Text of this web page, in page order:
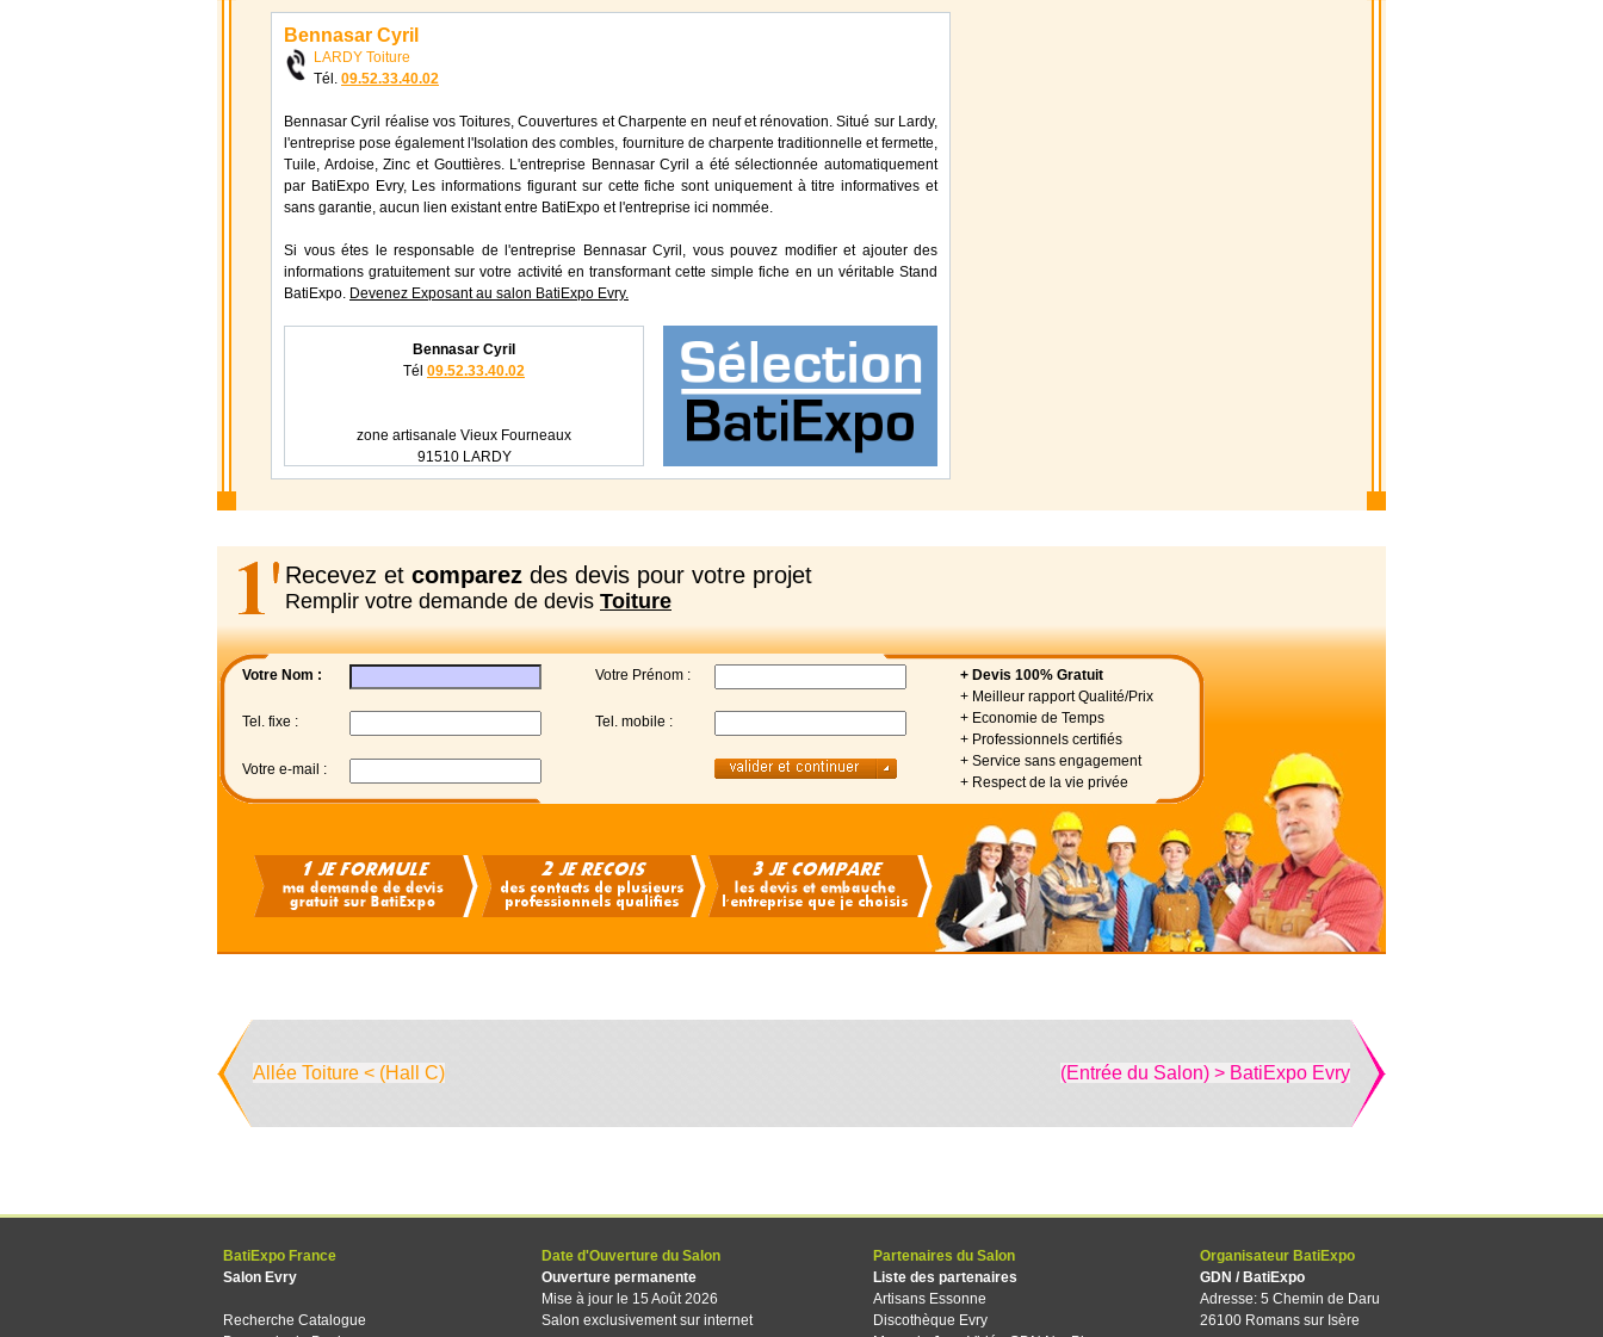
Bennasar Cyril
LARDY Toiture
Tél. 09.52.33.40.02
Bennasar Cyril réalise vos Toitures, Couvertures et Charpente en neuf et rénovation. Situé sur Lardy,
l'entreprise pose également l'Isolation des combles, fourniture de charpente traditionnelle et fermette,
Tuile, Ardoise, Zinc et Gouttières. L'entreprise Bennasar Cyril a été sélectionnée automatiquement
par BatiExpo Evry, Les informations figurant sur cette fiche sont uniquement à titre informatives et
sans garantie, aucun lien existant entre BatiExpo et l'entreprise ici nommée.
Si vous étes le responsable de l'entreprise Bennasar Cyril, vous pouvez modifier et ajouter des
informations gratuitement sur votre activité en transformant cette simple fiche en un véritable Stand
BatiExpo. Devenez Exposant au salon BatiExpo Evry.
Bennasar Cyril
Tél 09.52.33.40.02
zone artisanale Vieux Fourneaux
91510 LARDY
Recevez et comparez des devis pour votre projet
Remplir votre demande de devis Toiture
Votre Nom : Votre Prénom :
+ Devis 100% Gratuit
+ Meilleur rapport Qualité/Prix
+ Economie de Temps
+ Professionnels certifiés
+ Service sans engagement
+ Respect de la vie privée
Tel. fixe : Tel. mobile :
Votre e-mail :
Allée Toiture < (Hall C) (Entrée du Salon) > BatiExpo Evry
BatiExpo France
Salon Evry
Recherche Catalogue
Date d'Ouverture du Salon
Ouverture permanente
Mise à jour le 15 Août 2026
Salon exclusivement sur internet
Partenaires du Salon
Liste des partenaires
Artisans Essonne
Discothèque Evry
Organisateur BatiExpo
GDN / BatiExpo
Adresse: 5 Chemin de Daru
26100 Romans sur Isère